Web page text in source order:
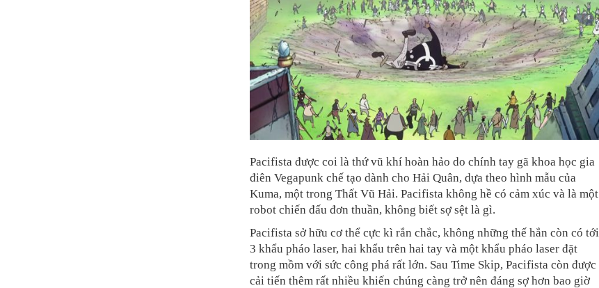
Pacifista được coi là thứ vũ khí hoàn hảo do chính tay gã khoa học gia
điên Vegapunk chế tạo dành cho Hải Quân, dựa theo hình mẫu của
Kuma, một trong Thất Vũ Hải. Pacifista không hề có cảm xúc và là một
robot chiến đấu đơn thuần, không biết sợ sệt là gì.
Pacifista sở hữu cơ thể cực kì rắn chắc, không những thế hắn còn có tới
3 khẩu pháo laser, hai khẩu trên hai tay và một khẩu pháo laser đặt
trong mồm với sức công phá rất lớn. Sau Time Skip, Pacifista còn được
cải tiến thêm rất nhiều khiến chúng càng trở nên đáng sợ hơn bao giờ